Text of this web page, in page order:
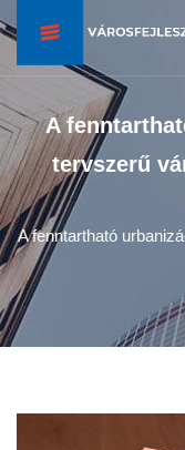
A
tervszerű
A fenntartható